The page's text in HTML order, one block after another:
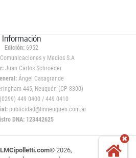
Información
Edición: 6952
y Medios S.A
Juan Carlos Schroeder
Ángel Casagrande
445, Neuquén (CP 8300)
(0299) 449 0400 / 449 0410
publicidad@lmneuquen.com.ar
DNA: 123442625
LMCipolletti.com© 2026,